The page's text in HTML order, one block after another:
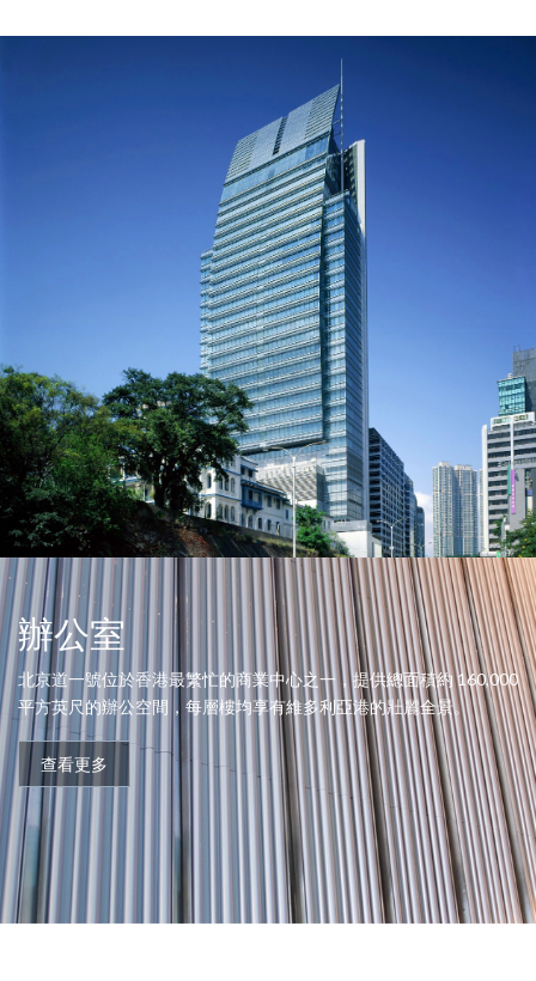
辦公室
北京道一號位於香港最繁忙的商業中心之一，提供總面積約 160,000
平方英尺的辦公空間，每層樓均享有維多利亞港的壯麗全景。
查看更多